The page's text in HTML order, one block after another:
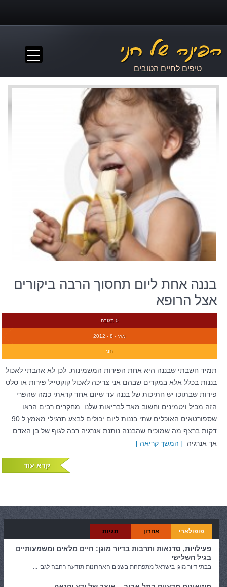
טיפים לחיים הטובים
בננה אחת ליום תחסוך הרבה ביקורים
אצל הרופא
0 תגובה
מאי - 8 - 2012
חני
תמיד חשבתי שבננה היא אחת הפירות המשמינות. לכן לא אהבתי לאכול
בננות בכלל אלא במקרים שבהם אני צריכה לאכול קוקטייל פירות או סלט
פירות שבתוכו יש חתיכות של בננה עד שיום אחד קראתי כמה שהפרי
הזה מכיל ויטמינים וחשוב מאד לבריאות שלנו. מחקרים רבים הראו
שספורטאים האוכלים שתי בננות ליום יכולים לבצע תרגילי מאמץ ל 90
דקות ברצף מה שמוכיח שהבננה נותנת אנרגיה רבה לגוף של בן האדם.
אך אנרגיה [ המשך קריאה ]
קרא עוד
פופולארי אחרון תגיות
פעילויות, סדנאות ותרבות בדיור מוגן: חיים מלאים ומשמעותיים
בגיל השלישי
בבתי דיור מוגן בישראל מתפתחת בשנים האחרונות תודעה רחבה לגבי ...